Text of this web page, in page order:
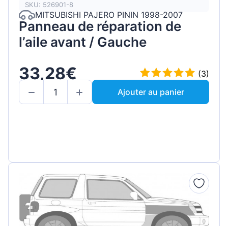
SKU: 526901-8
MITSUBISHI PAJERO PININ 1998-2007
Panneau de réparation de
l’aile avant / Gauche
33,28€
(3)
Ajouter au panier